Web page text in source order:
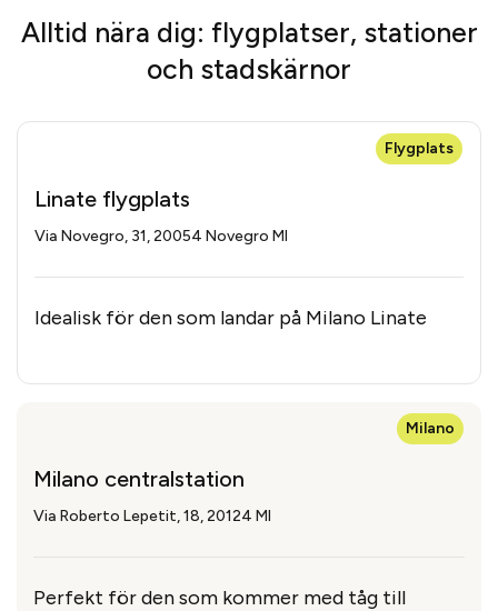
Alltid nära dig: flygplatser, stationer
och stadskärnor
Flygplats
Linate flygplats
Via Novegro, 31, 20054 Novegro MI
Idealisk för den som landar på Milano Linate
Milano
Milano centralstation
Via Roberto Lepetit, 18, 20124 MI
Perfekt för den som kommer med tåg till